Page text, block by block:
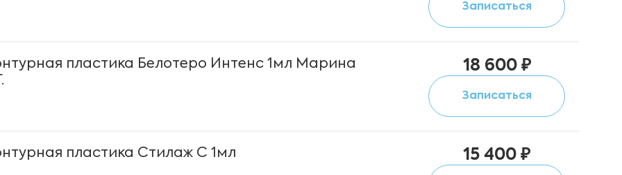
Записаться
пластика Белотеро Интенс 1мл Марина
18 600 ₽
Записаться
пластика Стилаж С 1мл 15 400 ₽